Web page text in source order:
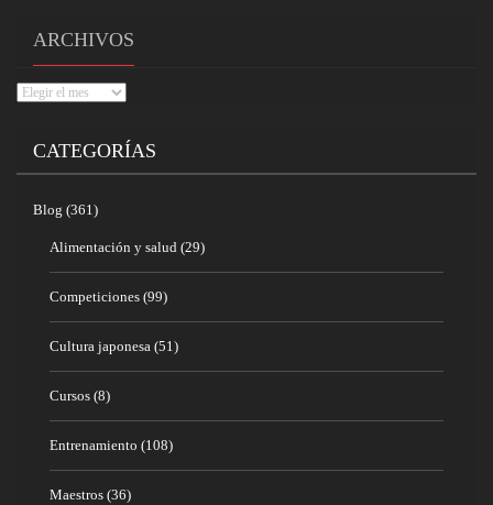
ARCHIVOS
Archivos
CATEGORÍAS
Blog (361)
Alimentación y salud (29)
Competiciones (99)
Cultura japonesa (51)
Cursos (8)
Entrenamiento (108)
Maestros (36)